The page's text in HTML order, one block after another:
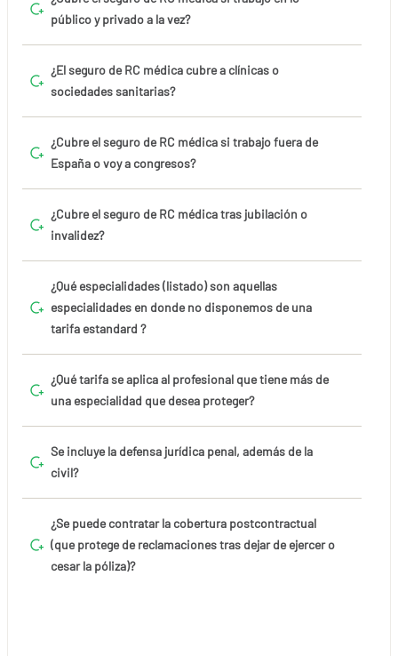
público y privado a la vez?
¿El seguro de RC médica cubre a clínicas o
sociedades sanitarias?
¿Cubre el seguro de RC médica si trabajo fuera de
España o voy a congresos?
¿Cubre el seguro de RC médica tras jubilación o
invalidez?
¿Qué especialidades (listado) son aquellas
especialidades en donde no disponemos de una
tarifa estandard ?
¿Qué tarifa se aplica al profesional que tiene más de
una especialidad que desea proteger?
Se incluye la defensa jurídica penal, además de la
civil?
¿Se puede contratar la cobertura postcontractual
(que protege de reclamaciones tras dejar de ejercer o
cesar la póliza)?